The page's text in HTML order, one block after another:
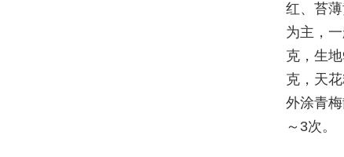
红、苔
为主，
克，生
克，天
外涂青
～3次。